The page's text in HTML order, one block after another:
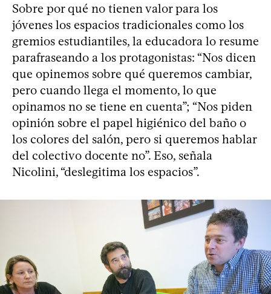
Sobre por qué no tienen valor para los
jóvenes los espacios tradicionales como los
gremios estudiantiles, la educadora lo resume
parafraseando a los protagonistas: “Nos dicen
que opinemos sobre qué queremos cambiar,
pero cuando llega el momento, lo que
opinamos no se tiene en cuenta”; “Nos piden
opinión sobre el papel higiénico del baño o
los colores del salón, pero si queremos hablar
del colectivo docente no”. Eso, señala
Nicolini, “deslegitima los espacios”.